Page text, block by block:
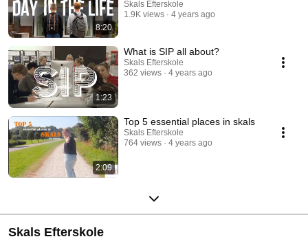
8:20
Skals Efterskole
1.9K views
4 years ago
1:23
What is SIP all about?
Skals Efterskole
362 views
4 years ago
2:09
Top 5 essential places in skals
Skals Efterskole
764 views
4 years ago
Skals Efterskole